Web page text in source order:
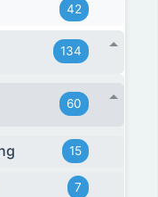
42
134
60
15
7